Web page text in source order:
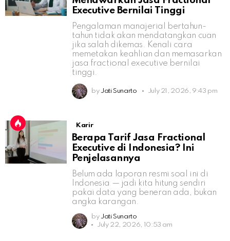
Executive Bernilai Tinggi
Pengalaman manajerial bertahun-
tahun tidak akan mendatangkan cuan
jika salah dikemas. Kenali cara
memetakan keahlian dan memasarkan
jasa fractional executive bernilai
tinggi.
by Jati Sunarto July 21, 2026, 9:43 pm
Karir
Berapa Tarif Jasa Fractional
Executive di Indonesia? Ini
Penjelasannya
Belum ada laporan resmi soal ini di
Indonesia — jadi kita hitung sendiri
pakai data yang beneran ada, bukan
angka karangan.
by Jati Sunarto
July 22, 2026, 10:53 am